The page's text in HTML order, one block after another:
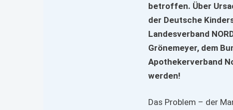
betroffen. Über
der Deutsche
Landesverband
Grönemeyer, dem
Apothekerverband
werden!
Das Problem – der